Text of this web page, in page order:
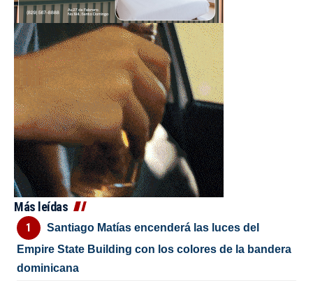
Más leídas
Santiago Matías encenderá las luces del
Empire State Building con los colores de la bandera
dominicana